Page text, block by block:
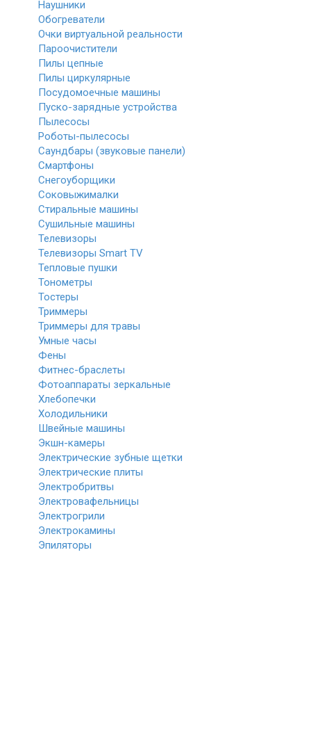
Наушники
Обогреватели
Очки виртуальной реальности
Пароочистители
Пилы цепные
Пилы циркулярные
Посудомоечные машины
Пуско-зарядные устройства
Пылесосы
Роботы-пылесосы
Саундбары (звуковые панели)
Смартфоны
Снегоуборщики
Соковыжималки
Стиральные машины
Сушильные машины
Телевизоры
Телевизоры Smart TV
Тепловые пушки
Тонометры
Тостеры
Триммеры
Триммеры для травы
Умные часы
Фены
Фитнес-браслеты
Фотоаппараты зеркальные
Хлебопечки
Холодильники
Швейные машины
Экшн-камеры
Электрические зубные щетки
Электрические плиты
Электробритвы
Электровафельницы
Электрогрили
Электрокамины
Эпиляторы